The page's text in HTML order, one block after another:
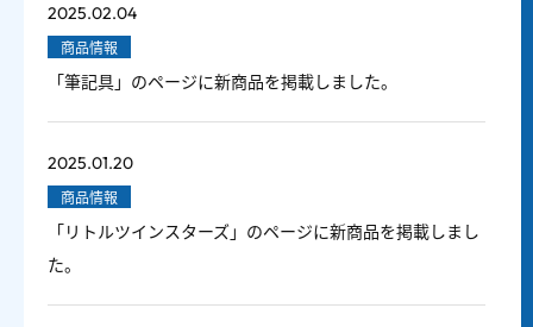
2025.02.04
商品情報
「筆記具」のページに新商品を掲載しました。
2025.01.20
商品情報
「リトルツインスターズ」のページに新商品を掲載しまし
た。